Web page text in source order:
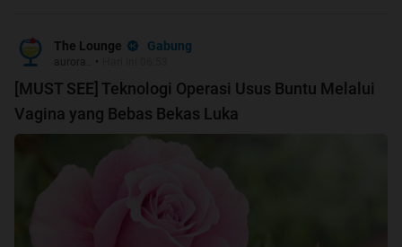
The Lounge Gabung
aurora.. •
[MUST SEE] Teknologi Operasi Usus Buntu Melalui
Vagina yang Bebas Bekas Luka